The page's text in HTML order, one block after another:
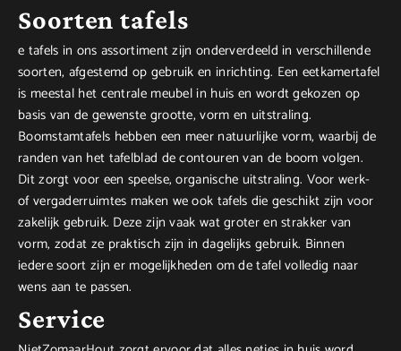
Soorten tafels
e tafels in ons assortiment zijn onderverdeeld in verschillende
soorten, afgestemd op gebruik en inrichting. Een eetkamertafel
is meestal het centrale meubel in huis en wordt gekozen op
basis van de gewenste grootte, vorm en uitstraling.
Boomstamtafels hebben een meer natuurlijke vorm, waarbij de
randen van het tafelblad de contouren van de boom volgen.
Dit zorgt voor een speelse, organische uitstraling. Voor werk-
of vergaderruimtes maken we ook tafels die geschikt zijn voor
zakelijk gebruik. Deze zijn vaak wat groter en strakker van
vorm, zodat ze praktisch zijn in dagelijks gebruik. Binnen
iedere soort zijn er mogelijkheden om de tafel volledig naar
wens aan te passen.
Service